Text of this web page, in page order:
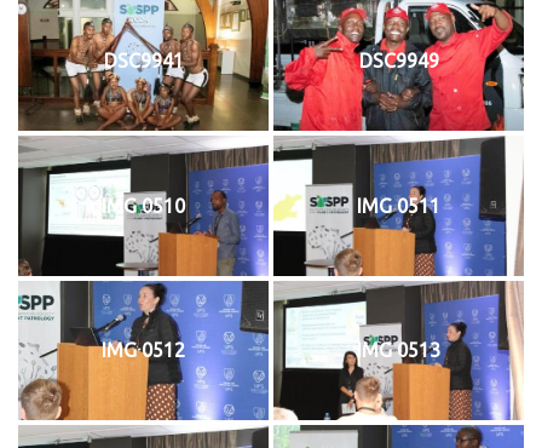
DSC9941 DSC9949
IMG 0510 IMG 0511
IMG 0512 IMG 0513